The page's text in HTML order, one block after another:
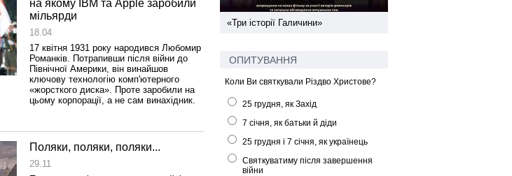
на якому IBM та Apple заробили
мільярди
18.04
17 квітня 1931 року народився Любомир
Романків. Потрапивши після війни до
Північної Америки, він винайшов
ключову технологію комп'ютерного
«жорсткого диска». Проте заробили на
цьому корпорації, а не сам винахідник.
Поляки, поляки, поляки...
29.11
Спільний інформпростір Західної
«Три історії Галичини»
ОПИТУВАННЯ
Коли Ви святкували Різдво Христове?
25 грудня, як Захід
7 січня, як батьки й діди
25 грудня і 7 січня, як українець
Святкуватиму після завершення
війни